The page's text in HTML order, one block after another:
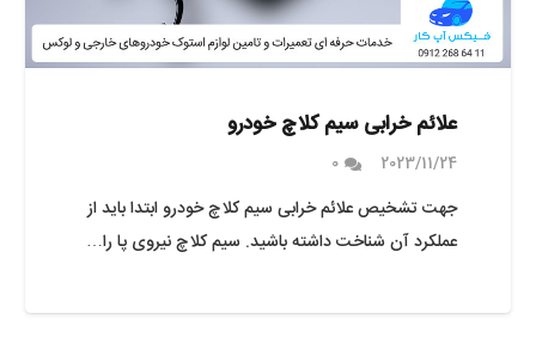
علائم خرابی سیم کلاچ خودرو
2023/11/24
0
جهت تشخیص علائم خرابی سیم کلاچ خودرو ابتدا باید از
عملکرد آن شناخت داشته باشید. سیم کلاچ نیروی پا را…